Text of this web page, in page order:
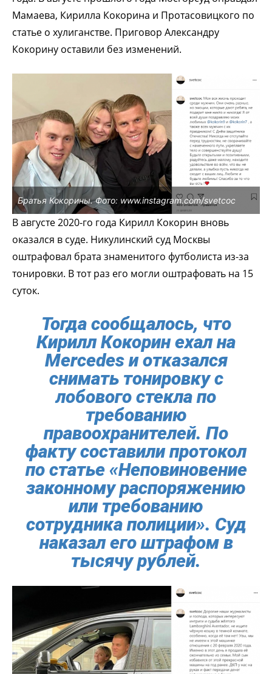
Мамаева, Кирилла Кокорина и Протасовицкого по
статье о хулиганстве. Приговор Александру
Кокорину оставили без изменений.
Братья Кокорины. Фото: www.instagram.com/svetcoc
В августе 2020-го года Кирилл Кокорин вновь
оказался в суде. Никулинский суд Москвы
оштрафовал брата знаменитого футболиста из-за
тонировки. В тот раз его могли оштрафовать на 15
суток.
Тогда сообщалось, что
Кирилл Кокорин ехал на
Mercedes и отказался
снимать тонировку с
лобового стекла по
требованию
правоохранителей. По
факту составили протокол
по статье «Неповиновение
законному распоряжению
или требованию
сотрудника полиции». Суд
наказал его штрафом в
тысячу рублей.